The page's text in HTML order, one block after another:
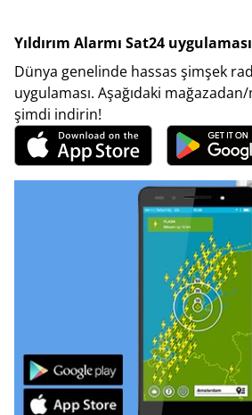
Yıldırım Alarmı Sat24
Dünya genelinde hassas şimşek
uygulaması. Aşağıdaki
şimdi indirin!